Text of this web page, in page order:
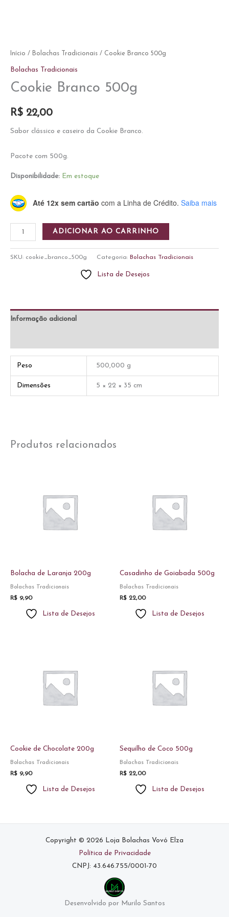
Início / Bolachas Tradicionais / Cookie Branco 500g
Bolachas Tradicionais
Cookie Branco 500g
R$ 22,00
Sabor clássico e caseiro da Cookie Branco.
Pacote com 500g.
Disponibilidade: Em estoque
Até 12x sem cartão com a Linha de Crédito. Saiba mais
Cookie
Branco
500g
ADICIONAR AO CARRINHO
SKU: cookie_branco_500g Categoria: Bolachas Tradicionais
Lista de Desejos
Informação adicional
Peso 500,000 g
Dimensões 5 × 22 × 35 cm
Produtos relacionados
Bolacha de Laranja 200g
Bolachas Tradicionais
R$ 9,90
Lista de Desejos
Casadinho de Goiabada 500g
Bolachas Tradicionais
R$ 22,00
Lista de Desejos
Cookie de Chocolate 200g
Bolachas Tradicionais
R$ 9,90
Lista de Desejos
Sequilho de Coco 500g
Bolachas Tradicionais
R$ 22,00
Lista de Desejos
Copyright © 2026 Loja Bolachas Vovó Elza
Política de Privacidade
CNPJ: 43.646.755/0001-70
Desenvolvido por Murilo Santos